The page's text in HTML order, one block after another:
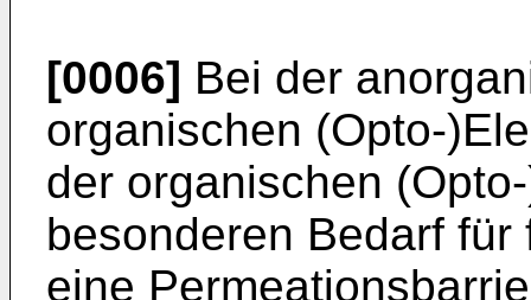
[0006] Bei der
organischen (Opto-
der organischen
besonderen Bedarf
eine